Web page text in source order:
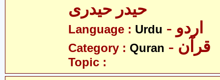
حیدر حیدری
Language : Urdu - اردو
Category : Quran - قرآن
Topic :